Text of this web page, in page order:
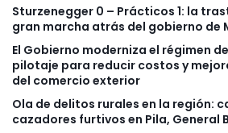
Sturzenegger 0 – Prácticos 1: la
gran marcha atrás del gobierno de
El Gobierno moderniza el régimen
pilotaje para reducir costos y
del comercio exterior
Ola de delitos rurales en la región:
cazadores furtivos en Pila, General